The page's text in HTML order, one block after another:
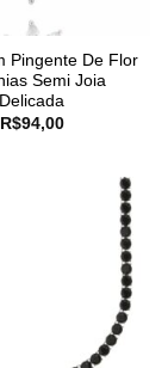
Pingente De Flor
Semi Joia
Delicada
R$94,00